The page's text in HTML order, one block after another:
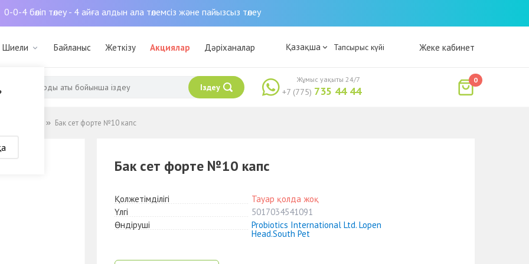
0-0-4 бөліп төлеу - 4 айға алдын ала төлемсіз және пайызсыз төлеу
Шиели Байланыс Жеткізу Акциялар Дәріханалар Қазақша Тапсырыс күйі Жеке кабинет
Іздеу +7 (775) 735 44 44
Жұмыс уақыты 24/7 0
Бак сет форте №10 капс
Бак сет форте №10 капс
Қолжетімділігі
Тауар қолда жоқ
Үлгі
5017034541091
Өндіруші
Probiotics International Ltd. Lopen
Head.South Pet